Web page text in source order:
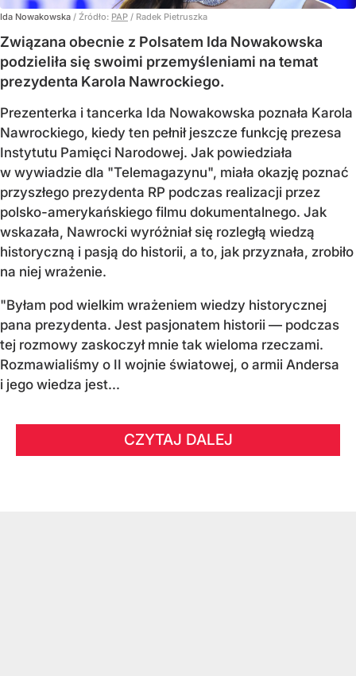
Ida Nowakowska / Źródło: PAP / Radek Pietruszka
Związana obecnie z Polsatem Ida Nowakowska
podzieliła się swoimi przemyśleniami na temat
prezydenta Karola Nawrockiego.
Prezenterka i tancerka Ida Nowakowska poznała Karola
Nawrockiego, kiedy ten pełnił jeszcze funkcję prezesa
Instytutu Pamięci Narodowej. Jak powiedziała
w wywiadzie dla "Telemagazynu", miała okazję poznać
przyszłego prezydenta RP podczas realizacji przez
polsko-amerykańskiego filmu dokumentalnego. Jak
wskazała, Nawrocki wyróżniał się rozległą wiedzą
historyczną i pasją do historii, a to, jak przyznała, zrobiło
na niej wrażenie.
"Byłam pod wielkim wrażeniem wiedzy historycznej
pana prezydenta. Jest pasjonatem historii — podczas
tej rozmowy zaskoczył mnie tak wieloma rzeczami.
Rozmawialiśmy o II wojnie światowej, o armii Andersa
i jego wiedza jest...
CZYTAJ DALEJ